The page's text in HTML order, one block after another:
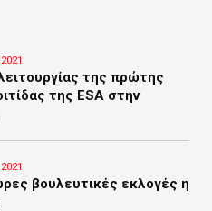
της πρώτης
της ESA στην
βουλευτικές εκλογές η